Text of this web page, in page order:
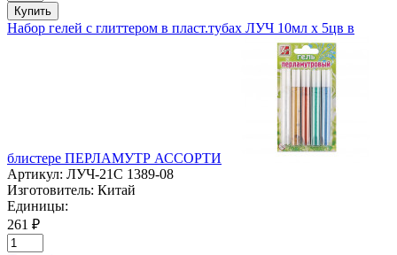
Купить
Набор гелей с глиттером в пласт.тубах ЛУЧ 10мл х 5цв в
блистере ПЕРЛАМУТР АССОРТИ
Артикул: ЛУЧ-21С 1389-08
Изготовитель: Китай
Единицы:
261 ₽